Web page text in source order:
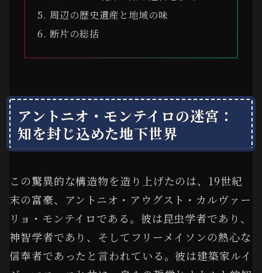
周辺の歴史遺産と地域の味
断片の総括
アントニオ・モンテイロの迷宮：
知を封じ込めた地下世界
この驚異的な構造物を造り上げたのは、19世紀
末の富豪、アントニオ・アウグスト・カルヴァー
リョ・モンテイロである。彼は昆虫学者であり、
神智学者であり、そしてフリーメイソンの熱心な
信奉者であったと言われている。彼は建築家ルイ